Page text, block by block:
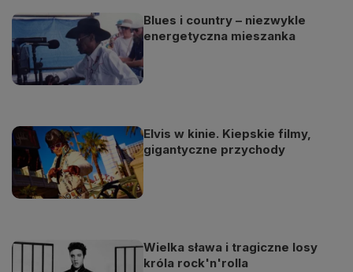
Blues i country – niezwykle
energetyczna mieszanka
Elvis w kinie. Kiepskie filmy,
gigantyczne przychody
Wielka sława i tragiczne losy
króla rock'n'rolla